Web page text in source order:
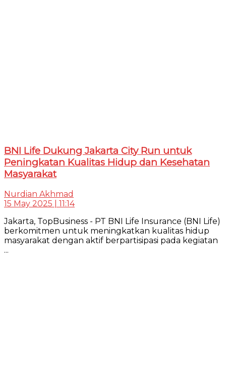
BNI Life Dukung Jakarta City Run untuk
Peningkatan Kualitas Hidup dan Kesehatan
Masyarakat
Nurdian Akhmad
15 May 2025 | 11:14
Jakarta, TopBusiness - PT BNI Life Insurance (BNI Life)
berkomitmen untuk meningkatkan kualitas hidup
masyarakat dengan aktif berpartisipasi pada kegiatan
...